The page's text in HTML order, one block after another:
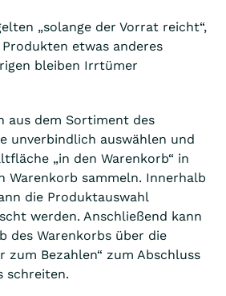
„solange der Vorrat reicht“,
etwas anderes
bleiben Irrtümer
aus dem Sortiment des
unverbindlich auswählen und
„in den Warenkorb“ in
Warenkorb sammeln. Innerhalb
die Produktauswahl
werden. Anschließend kann
des Warenkorbs über die
zum Bezahlen“ zum Abschluss
schreiten.